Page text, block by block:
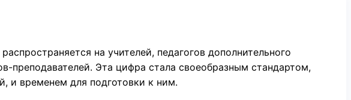
на учителей, педагогов дополнительного
преподавателей. Эта цифра стала своеобразным стандартом,
и временем для подготовки к ним.